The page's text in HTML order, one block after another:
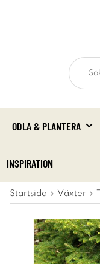
ODLA & PLANTERA
INSPIRATION
Startsida Växter